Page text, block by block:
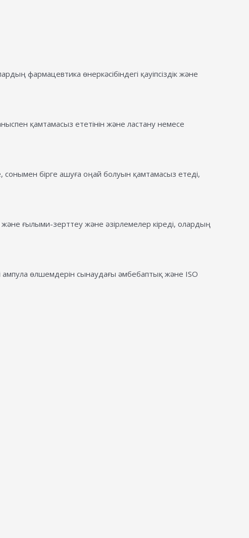
фармацевтика өнеркәсібіндегі қауіпсіздік және
қамтамасыз ететінін және ластану немесе
сонымен бірге ашуға оңай болуын қамтамасыз етеді,
ғылыми-зерттеу және әзірлемелер кіреді, олардың
ампула өлшемдерін сынаудағы әмбебаптық және ISO